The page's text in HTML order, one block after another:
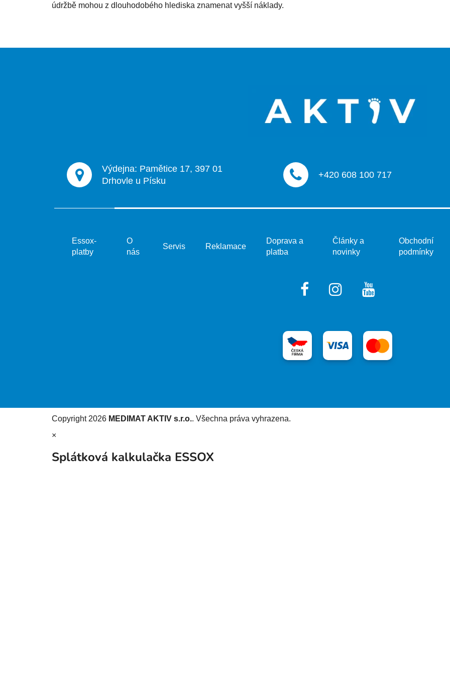
údržbě mohou z dlouhodobého hlediska znamenat vyšší náklady.
Výdejna: Pamětice 17, 397 01
Drhovle u Písku
+420 608 100 717
Essox-
platby
O
nás
Servis Reklamace
Doprava a
platba
Články a
novinky
Obchodní
podmínky
Copyright 2026 MEDIMAT AKTIV s.r.o.. Všechna práva vyhrazena.
×
Splátková kalkulačka ESSOX